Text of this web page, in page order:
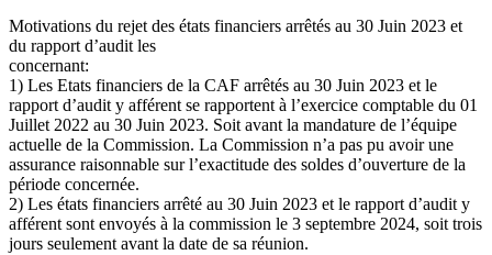
Motivations du rejet des états financiers arrêtés au 30 Juin 2023 et
du rapport d’audit les
concernant:
1) Les Etats financiers de la CAF arrêtés au 30 Juin 2023 et le
rapport d’audit y afférent se rapportent à l’exercice comptable du 01
Juillet 2022 au 30 Juin 2023. Soit avant la mandature de l’équipe
actuelle de la Commission. La Commission n’a pas pu avoir une
assurance raisonnable sur l’exactitude des soldes d’ouverture de la
période concernée.
2) Les états financiers arrêté au 30 Juin 2023 et le rapport d’audit y
afférent sont envoyés à la commission le 3 septembre 2024, soit trois
jours seulement avant la date de sa réunion.